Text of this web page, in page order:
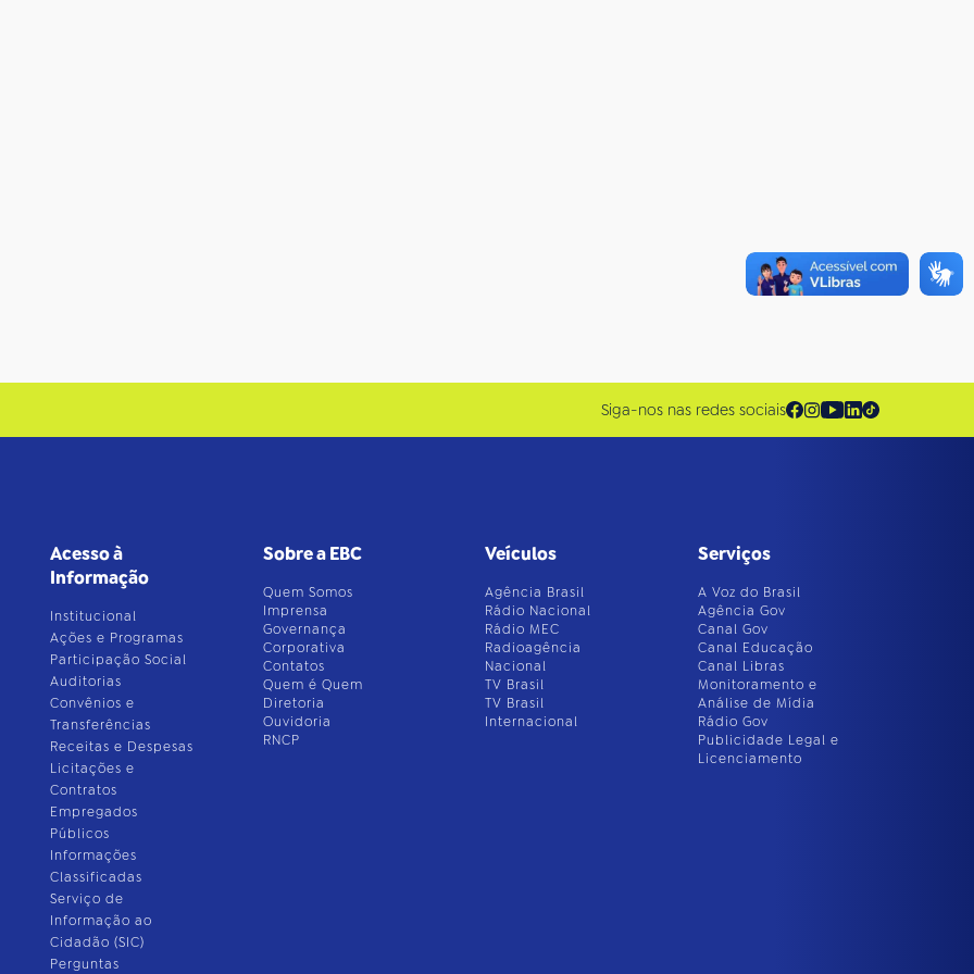
Siga-nos nas redes sociais
Acesso à
Informação
Institucional
Ações e Programas
Participação Social
Auditorias
Convênios e
Transferências
Receitas e Despesas
Licitações e
Contratos
Empregados
Públicos
Informações
Classificadas
Serviço de
Informação ao
Cidadão (SIC)
Perguntas
Sobre a EBC
Quem Somos
Imprensa
Governança
Corporativa
Contatos
Quem é Quem
Diretoria
Ouvidoria
RNCP
Veículos
Agência Brasil
Rádio Nacional
Rádio MEC
Radioagência
Nacional
TV Brasil
TV Brasil
Internacional
Serviços
A Voz do Brasil
Agência Gov
Canal Gov
Canal Educação
Canal Libras
Monitoramento e
Análise de Mídia
Rádio Gov
Publicidade Legal e
Licenciamento